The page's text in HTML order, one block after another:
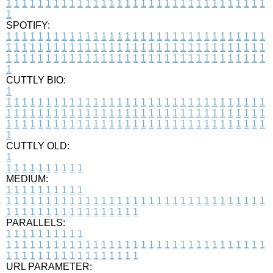
1 1 1 1 1 1 1 1 1 1 1 1 1 1 1 1 1 1 1 1 1 1 1 1 1 1 1 1 1 1 1 1 1
1
SPOTIFY:
1 1 1 1 1 1 1 1 1 1 1 1 1 1 1 1 1 1 1 1 1 1 1 1 1 1 1 1 1 1 1 1 1
1 1 1 1 1 1 1 1 1 1 1 1 1 1 1 1 1 1 1 1 1 1 1 1 1 1 1 1 1 1 1 1 1
1 1 1 1 1 1 1 1 1 1 1 1 1 1 1 1 1 1 1 1 1 1 1 1 1 1 1 1 1 1 1 1 1
1
CUTTLY BIO:
1
1 1 1 1 1 1 1 1 1 1 1 1 1 1 1 1 1 1 1 1 1 1 1 1 1 1 1 1 1 1 1 1 1
1 1 1 1 1 1 1 1 1 1 1 1 1 1 1 1 1 1 1 1 1 1 1 1 1 1 1 1 1 1 1 1 1
1 1 1 1 1 1 1 1 1 1 1 1 1 1 1 1 1 1 1 1 1 1 1 1 1 1 1 1 1 1 1 1 1
1
CUTTLY OLD:
1
1 1 1 1 1 1 1 1 1 1
MEDIUM:
1 1 1 1 1 1 1 1 1 1
1 1 1 1 1 1 1 1 1 1 1 1 1 1 1 1 1 1 1 1 1 1 1 1 1 1 1 1 1 1 1 1 1
1 1 1 1 1 1 1 1 1 1 1 1 1 1 1 1 1
PARALLELS:
1 1 1 1 1 1 1 1 1 1
1 1 1 1 1 1 1 1 1 1 1 1 1 1 1 1 1 1 1 1 1 1 1 1 1 1 1 1 1 1 1 1 1
1 1 1 1 1 1 1 1 1 1 1 1 1 1 1 1 1
URL PARAMETER: